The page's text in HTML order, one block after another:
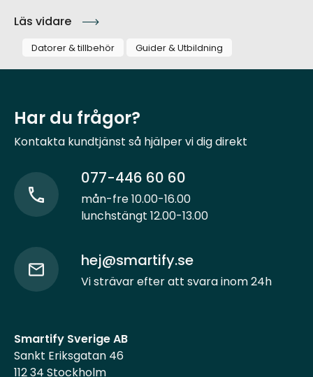
Läs vidare
Datorer & tillbehör Guider & Utbildning
Har du frågor?
Kontakta kundtjänst så hjälper vi dig direkt
077-446 60 60
mån-fre 10.00-16.00
lunchstängt 12.00-13.00
hej@smartify.se
Vi strävar efter att svara inom 24h
Smartify Sverige AB
Sankt Eriksgatan 46
112 34 Stockholm